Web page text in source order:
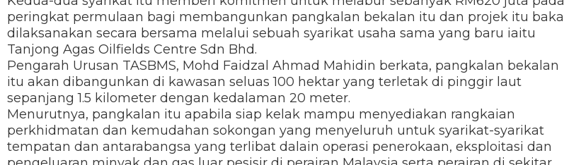
peringkat permulaan bagi membangunkan pangkalan bekalan itu dan projek itu bakal
dilaksanakan secara bersama melalui sebuah syarikat usaha sama yang baru iaitu
Tanjong Agas Oilfields Centre Sdn Bhd.
Pengarah Urusan TASBMS, Mohd Faidzal Ahmad Mahidin berkata, pangkalan bekalan
itu akan dibangunkan di kawasan seluas 100 hektar yang terletak di pinggir laut
sepanjang 1.5 kilometer dengan kedalaman 20 meter.
Menurutnya, pangkalan itu apabila siap kelak mampu menyediakan rangkaian
perkhidmatan dan kemudahan sokongan yang menyeluruh untuk syarikat-syarikat
tempatan dan antarabangsa yang terlibat dalain operasi penerokaan, eksploitasi dan